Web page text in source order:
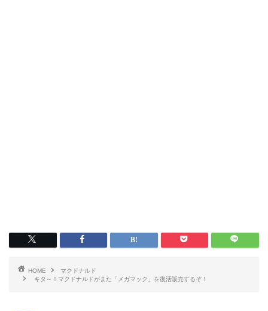
HOME
マクドナルド
キタ～！マクドナルドがまた「メガマック」を復活販売するぞ！